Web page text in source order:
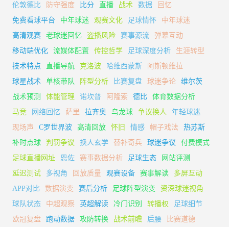
伦敦德比
防守强度 比分 直播 战术 数据
回忆
免费看球平台
中年球迷 观赛文化 足球情怀
中年球迷
高清观赛
老球迷回忆 盗播风险 赛事源流
弹幕互动
移动端优化
流媒体配置 传控哲学 足球深度分析
生涯转型
技术特点
直播导航 克洛波 哈维西蒙斯
阿斯顿维拉
球星战术
单核带队 阵型分析 比赛复盘 球迷争论
维尔茨
战术预测
体能管理 诺坎普 阿隆索 德比
体育数据分析
马竞
网络回忆 萨里 拉齐奥 乌龙球 争议换人
年轻球迷
现场声
C罗世界波 高清回放 怀旧 情感 帽子戏法
热苏斯
补时点球
判罚争议 换人玄学 替补奇兵 球迷争议
付费模式
足球直播网址
恩佐 赛事数据分析 足球生态
网站评测
延迟测试
多视角 回放质量 观赛设备 赛事解读
多屏互动
APP对比
数据演变 赛后分析 足球阵型演变
资深球迷视角
球队状态
中超观察 英超解读 冷门识别 转播权
足球细节
欧冠复盘
跑动数据 攻防转换 战术前瞻 后腰 比赛道德